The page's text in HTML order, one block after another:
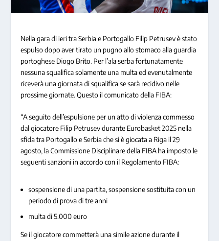
Nella gara di ieri tra Serbia e Portogallo Filip Petrusev è stato
espulso dopo aver tirato un pugno allo stomaco alla guardia
portoghese Diogo Brito. Per l’ala serba fortunatamente
nessuna squalifica solamente una multa ed evenutalmente
riceverà una giornata di squalifica se sarà recidivo nelle
prossime giornate. Questo il comunicato della FIBA:
“A seguito dell’espulsione per un atto di violenza commesso
dal giocatore Filip Petrusev durante Eurobasket 2025 nella
sfida tra Portogallo e Serbia che si è giocata a Riga il 29
agosto, la Commissione Disciplinare della FIBA ha imposto le
seguenti sanzioni in accordo con il Regolamento FIBA:
sospensione di una partita, sospensione sostituita con un
periodo di prova di tre anni
multa di 5.000 euro
Se il giocatore commetterà una simile azione durante il